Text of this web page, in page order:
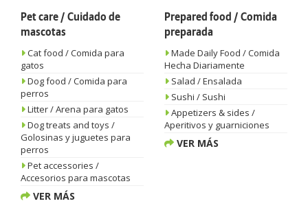
Pet care / Cuidado de
mascotas
Cat food / Comida para
gatos
Dog food / Comida para
perros
Litter / Arena para gatos
Dog treats and toys /
Golosinas y juguetes para
perros
Pet accessories /
Accesorios para mascotas
VER MÁS
Prepared food / Comida
preparada
Made Daily Food / Comida
Hecha Diariamente
Salad / Ensalada
Sushi / Sushi
Appetizers & sides /
Aperitivos y guarniciones
VER MÁS